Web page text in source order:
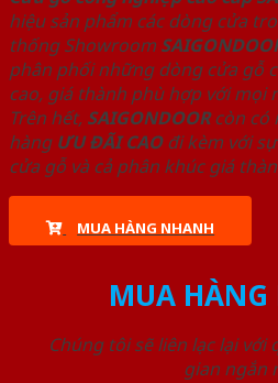
hiệu sản phẩm các dòng cửa
thống Showroom
phân phối những dòng cửa gỗ
cao, giá thành phù hợp với mọi
Trên hết, SAIGONDOORcòn có
hàng ƯU ĐÃI CAOđi kèm với
cửa gỗ và cả phân khúc giá
MUA HÀNG NHANH
MUA
Chúng tôi sẽ liên lạc lại
gian ngắn